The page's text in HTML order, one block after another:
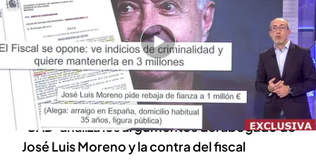
Cuatro al día
23 DIC 2021 - 21:07h.
Nuevo movimiento del productor en el
proceso judicial en el que se encuentra
inmerso
‘CAD’ analiza los argumentos del abogado de
José Luis Moreno y la contra del fiscal